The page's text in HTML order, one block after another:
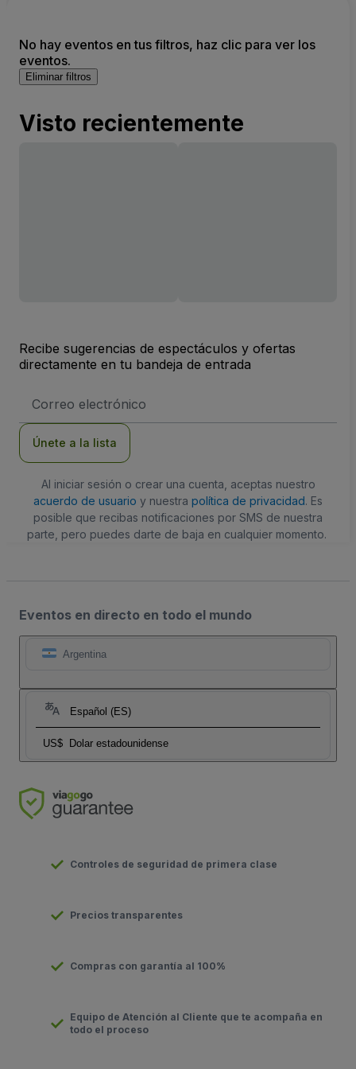
No hay eventos en tus filtros, haz clic para ver los
eventos.
Eliminar filtros
Visto recientemente
Recibe sugerencias de espectáculos y ofertas
directamente en tu bandeja de entrada
de
Únete a la lista
Al iniciar sesión o crear una cuenta, aceptas nuestro
acuerdo de usuario y nuestra política de privacidad. Es
posible que recibas notificaciones por SMS de nuestra
parte, pero puedes darte de baja en cualquier momento.
Eventos en directo en todo el mundo
Argentina
Español (ES)
US$ Dolar estadounidense
Controles de seguridad de primera clase
Precios transparentes
Compras con garantía al 100%
Equipo de Atención al Cliente que te acompaña en
todo el proceso